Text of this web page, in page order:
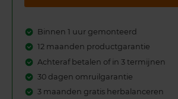
Binnen 1 uur gemonteerd
12 maanden productgarantie
Achteraf betalen of in 3 termijnen
30 dagen omruilgarantie
3 maanden gratis herbalanceren